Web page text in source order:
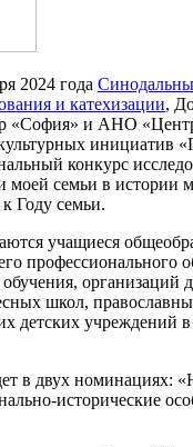
2024 года
и катехизации,
«София» и АНО
инициатив
конкурс
моей семьи в истории
Году семьи.
учащиеся
профессионального
организаций
школ,
детских учреждений в
в двух номинациях:
исторические